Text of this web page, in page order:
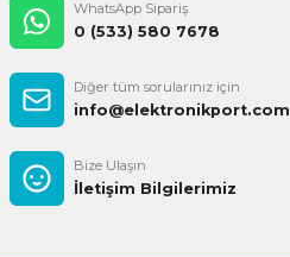
WhatsApp Sipariş
0 (533) 580 7678
Diğer tüm sorularınız için
info@elektronikport.com
Bize Ulaşın
İletişim Bilgilerimiz